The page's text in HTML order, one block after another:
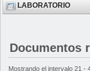
LABORATORIO
Documentos
Mostrando el intervalo 21 -